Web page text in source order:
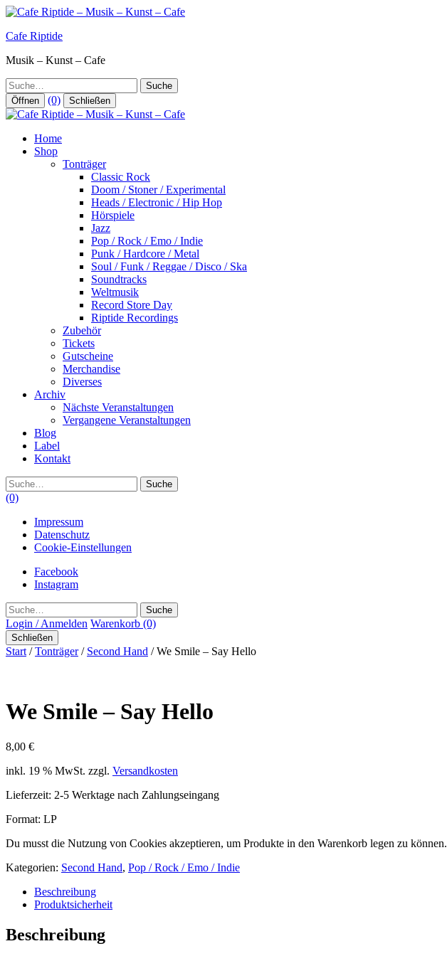
Zum
springen
Cafe Riptide
Musik – Kunst – Cafe
Suche
Öffnen (0) Schließen
Home
Shop
Tonträger
Classic Rock
Doom / Stoner / Experimental
Heads / Electronic / Hip Hop
Hörspiele
Jazz
Pop / Rock / Emo / Indie
Punk / Hardcore / Metal
Soul / Funk / Reggae / Disco / Ska
Soundtracks
Weltmusik
Record Store Day
Riptide Recordings
Zubehör
Tickets
Gutscheine
Merchandise
Diverses
Archiv
Nächste Veranstaltungen
Vergangene Veranstaltungen
Blog
Label
Kontakt
Suche
(0)
Impressum
Datenschutz
Cookie-Einstellungen
Facebook
Instagram
Suche
Login / Anmelden Warenkorb (0)
Schließen
Start /Tonträger/ Second Hand / We Smile – Say Hello
We Smile – Say Hello
8,00 €
inkl. 19 % MwSt. zzgl. Versandkosten
Lieferzeit: 2-5 Werktage nach Zahlungseingang
Format: LP
Du musst die Nutzung von Cookies akzeptieren, um Produkte in den Warenkorb legen zu können.
Kategorien: Second Hand, Pop / Rock / Emo / Indie
Beschreibung
Produktsicherheit
Beschreibung